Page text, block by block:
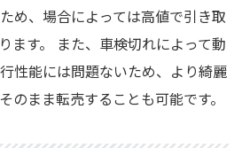
め、場合によっては高値で引き取
ます。 また、車検切れによって動
性能には問題ないため、より綺麗
のまま転売することも可能です。